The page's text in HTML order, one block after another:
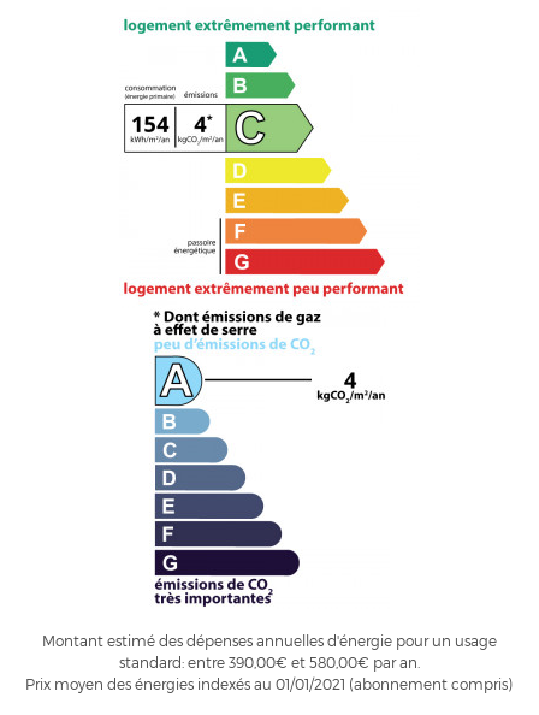
Montant estimé des dépenses annuelles d'énergie pour un usage
standard: entre 390,00€ et 580,00€ par an.
Prix moyen des énergies indexés au 01/01/2021 (abonnement compris)